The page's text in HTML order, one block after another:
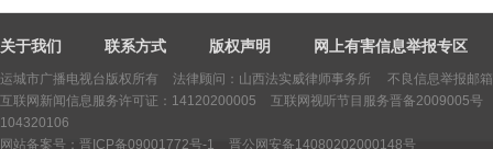
关于我们 联系方式 版权声明 网上有害信息举报专区
运城市广播电视台版权所有
法律顾问：山西法实威律师事务所 不良信息举报邮
互联网新闻信息服务许可证：14120200005
互联网视听节目服务晋备2009005号
104320106
网站备案号：晋ICP备09001772号-1
晋公网安备14080202000148号